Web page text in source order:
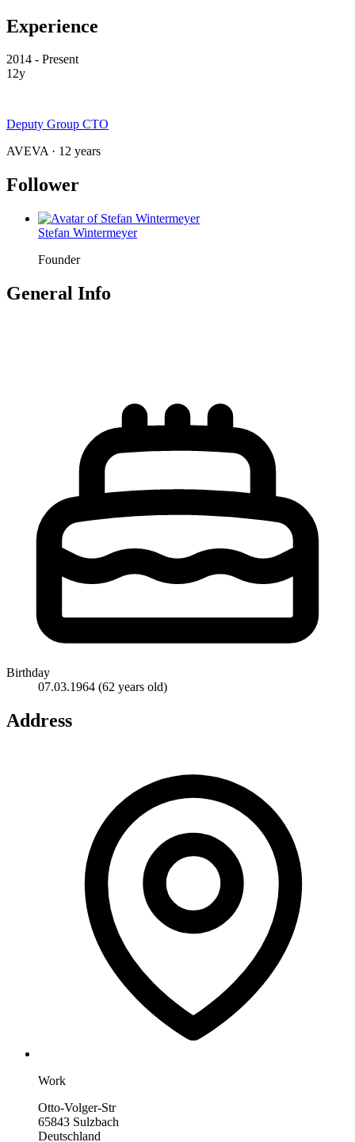
Experience
2014 - Present
12y
Deputy Group CTO
AVEVA · 12 years
Follower
Stefan Wintermeyer
Founder
General Info
Birthday
07.03.1964 (62 years old)
Address
Work
Otto-Volger-Str
65843 Sulzbach
Deutschland